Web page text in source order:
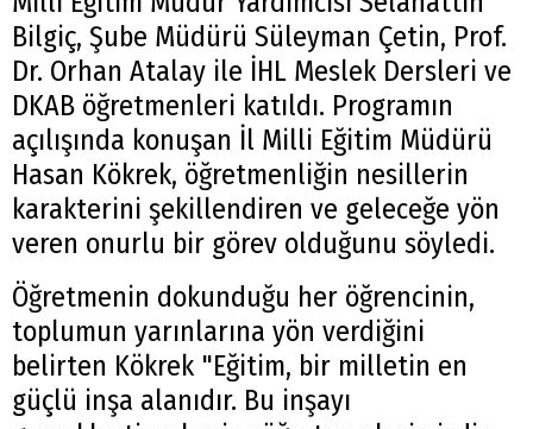
Bilgiç, Şube Müdürü Süleyman Çetin, Prof.
Dr. Orhan Atalay ile İHL Meslek Dersleri ve
DKAB öğretmenleri katıldı. Programın
açılışında konuşan İl Milli Eğitim Müdürü
Hasan Kökrek, öğretmenliğin nesillerin
karakterini şekillendiren ve geleceğe yön
veren onurlu bir görev olduğunu söyledi.
Öğretmenin dokunduğu her öğrencinin,
toplumun yarınlarına yön verdiğini
belirten Kökrek "Eğitim, bir milletin en
güçlü inşa alanıdır. Bu inşayı